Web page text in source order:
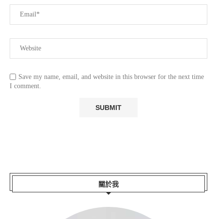
Save my name, email, and website in this browser for the next time
I comment.
關於我